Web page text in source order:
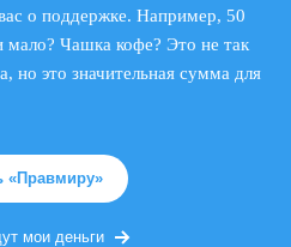
о поддержке. Например, 50
мало? Чашка кофе? Это не так
но это значительная сумма для
«Правмиру»
мои деньги